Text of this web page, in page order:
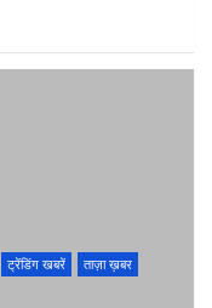
ट्रेंडिंग खबरें
ताज़ा ख़बर